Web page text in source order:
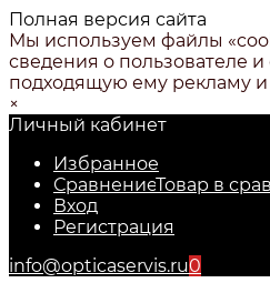
Полная версия сайта
Мы используем файлы
сведения о пользователе и
подходящую ему рекламу
×
Личный кабинет
Избранное
СравнениеТовар в
Вход
Регистрация
info@opticaservis.ru0